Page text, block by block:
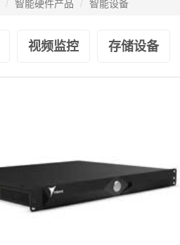
智能硬件产品 智能设备
视频监控 存储设备